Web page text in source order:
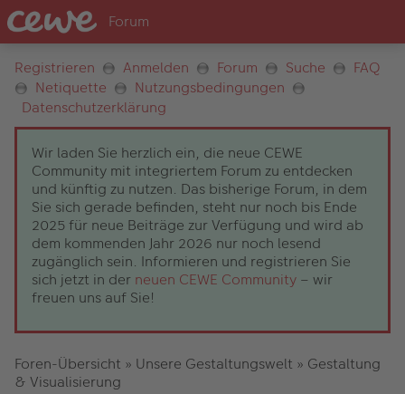
Registrieren Anmelden Forum Suche
FAQ
Netiquette
Nutzungsbedingungen
Datenschutzerklärung
Wir laden Sie herzlich ein, die neue CEWE
Community mit integriertem Forum zu entdecken
und künftig zu nutzen. Das bisherige Forum, in dem
Sie sich gerade befinden, steht nur noch bis Ende
2025 für neue Beiträge zur Verfügung und wird ab
dem kommenden Jahr 2026 nur noch lesend
zugänglich sein. Informieren und registrieren Sie
sich jetzt in der neuen CEWE Community – wir
freuen uns auf Sie!
Foren-Übersicht » Unsere Gestaltungswelt » Gestaltung
& Visualisierung